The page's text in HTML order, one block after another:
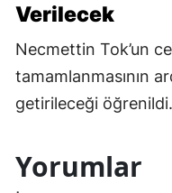
Verilecek
Necmettin Tok’un
tamamlanmasının
getirileceği öğrenildi.
Yorumlar